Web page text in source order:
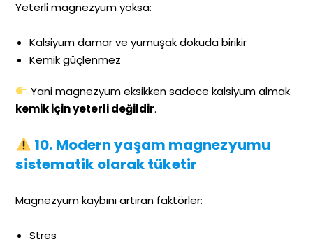
Yeterli magnezyum yoksa:
Kalsiyum damar ve yumuşak dokuda birikir
Kemik güçlenmez
Yani magnezyum eksikken sadece kalsiyum almak
kemik için yeterli değildir.
10. Modern yaşam magnezyumu
sistematik olarak tüketir
Magnezyum kaybını artıran faktörler:
Stres